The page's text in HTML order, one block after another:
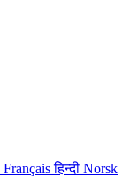
Françaisहिन्दी Norsk